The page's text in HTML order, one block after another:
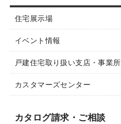
住宅展示場
イベント情報
戸建住宅取り扱い支店・事業所
カスタマーズセンター
カタログ請求・ご相談